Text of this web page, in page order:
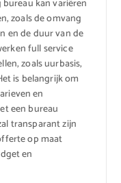
kan variëren
zoals de omvang
en de duur van de
full service
zoals uurbasis,
is belangrijk om
en
een bureau
transparant zijn
op maat
en